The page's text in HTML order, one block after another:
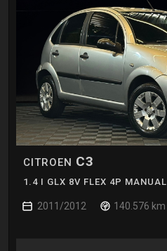
CITROEN C3
1.4 I GLX 8V FLEX 4P MANUAL
2011/2012 140.576 km